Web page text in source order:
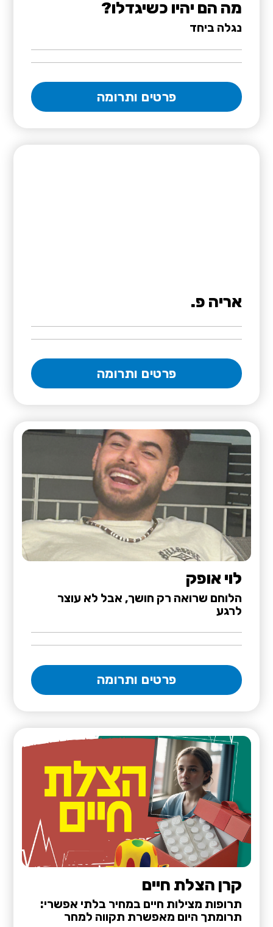
מה הם יהיו כשיגדלו?
נגלה ביחד
פרטים ותרומה
אריה פ.
פרטים ותרומה
לוי אופק
הלוחם שרואה רק חושך, אבל לא עוצר
לרגע
פרטים ותרומה
קרן הצלת חיים
תרופות מצילות חיים במחיר בלתי אפשרי:
תרומתך היום מאפשרת תקווה למחר